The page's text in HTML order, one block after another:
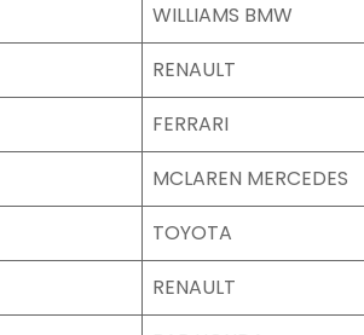
WILLIAMS BMW
RENAULT
FERRARI
MCLAREN MERCEDES
TOYOTA
RENAULT